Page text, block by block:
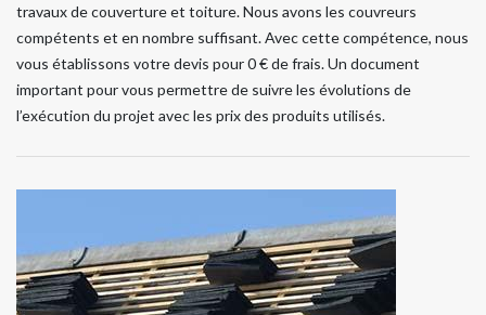
travaux de couverture et toiture. Nous avons les couvreurs
compétents et en nombre suffisant. Avec cette compétence, nous
vous établissons votre devis pour 0 € de frais. Un document
important pour vous permettre de suivre les évolutions de
l’exécution du projet avec les prix des produits utilisés.